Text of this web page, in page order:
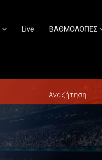
Live ΒΑΘΜΟΛΟΓΙΕΣ